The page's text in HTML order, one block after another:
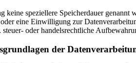
keine speziellere Speicherdauer
eine Einwilligung zur
oder handelsrechtliche
der